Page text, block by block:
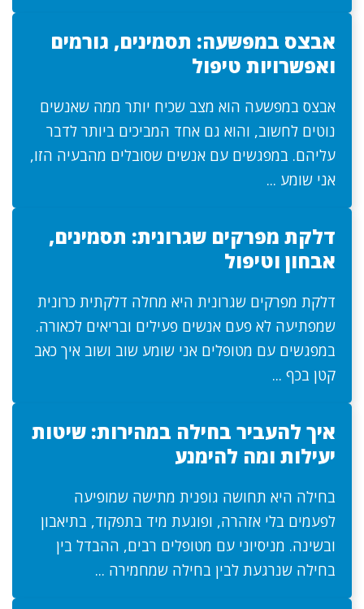
אבצס במפשעה: תסמינים, גורמים
ואפשרויות טיפול
אבצס במפשעה הוא מצב שכיח יותר ממה שאנשים
נוטים לחשוב, והוא גם אחד המביכים ביותר לדבר
עליהם. במפגשים עם אנשים שסובלים מהבעיה הזו,
אני שומע ...
דלקת מפרקים שגרונית: תסמינים,
אבחון וטיפול
דלקת מפרקים שגרונית היא מחלה דלקתית כרונית
שמפתיעה לא פעם אנשים פעילים ובריאים לכאורה.
במפגשים עם מטופלים אני שומע שוב ושוב איך כאב
קטן בכף ...
איך להעביר בחילה במהירות: שיטות
יעילות ומה להימנע
בחילה היא תחושה גופנית מתישה שמופיעה
לפעמים בלי אזהרה, ופוגעת מיד בתפקוד, בתיאבון
ובשינה. מניסיוני עם מטופלים רבים, ההבדל בין
בחילה שנרגעת לבין בחילה שמחמירה ...